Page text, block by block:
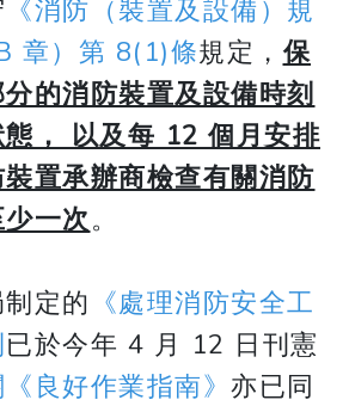
《消防（裝置及設備）規
章）第 8(1)條規定， 保
的消防裝置及設備時刻
， 以及每 12 個月安排
置承辦商檢查有關消防
一次。
定的 《處理消防安全工
已於今年 4 月 12 日刊憲
良好作業指南》 亦已同